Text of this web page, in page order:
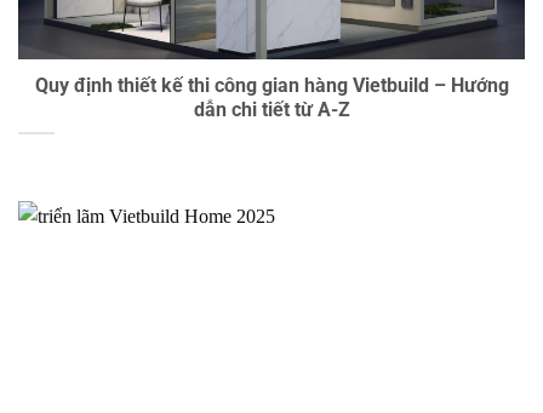
Quy định thiết kế thi công gian hàng Vietbuild – Hướng
dẫn chi tiết từ A-Z